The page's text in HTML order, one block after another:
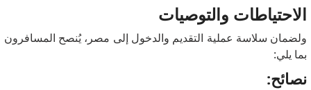
الاحتياطات والتوصيات
ولضمان سلاسة عملية التقديم والدخول إلى مصر، يُنصح المسافرون
بما يلي:
نصائح: